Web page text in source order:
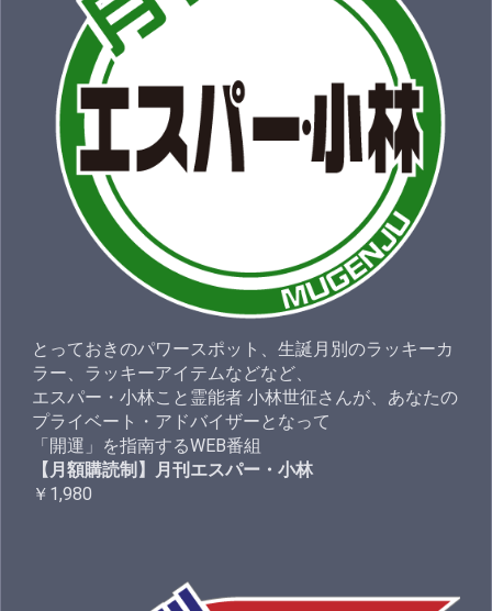
とっておきのパワースポット、生誕月別のラッキーカ
ラー、ラッキーアイテムなどなど、
エスパー・小林こと霊能者 小林世征さんが、あなたの
プライベート・アドバイザーとなって
「開運」を指南するWEB番組
【月額購読制】月刊エスパー・小林
￥1,980